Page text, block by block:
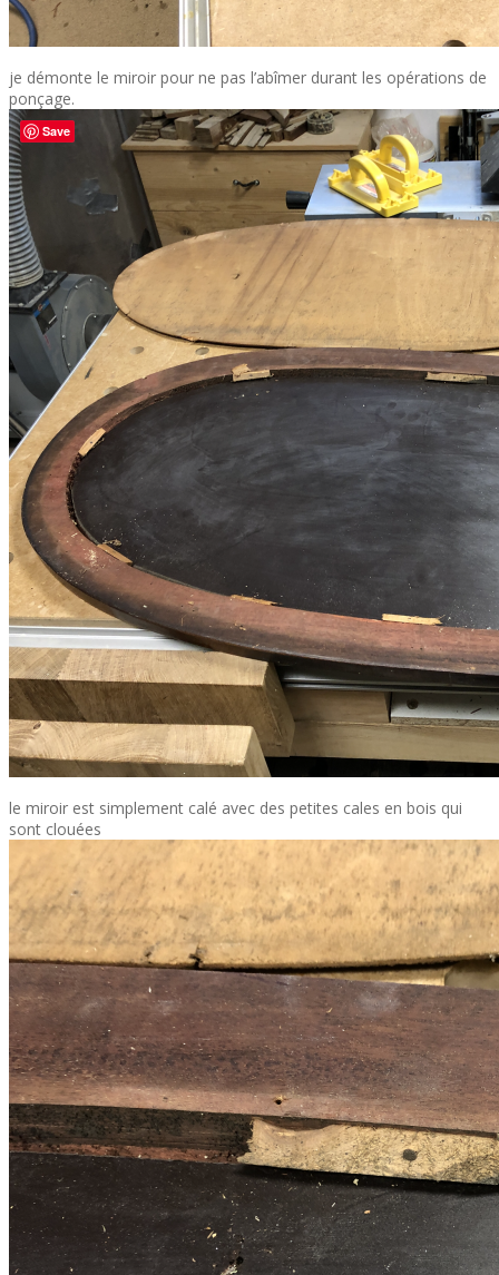
je démonte le miroir pour ne pas l’abîmer durant les opérations de
ponçage.
le miroir est simplement calé avec des petites cales en bois qui
sont clouées
Save